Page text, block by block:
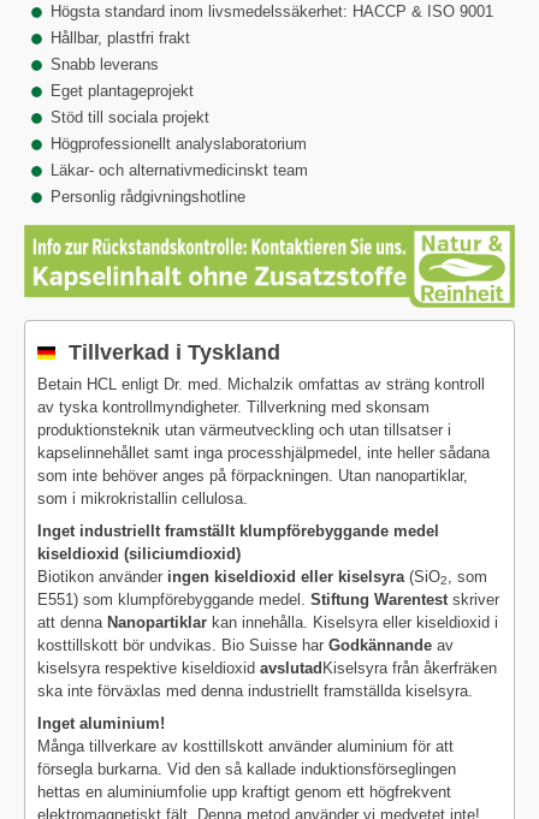
Högsta standard inom livsmedelssäkerhet: HACCP & ISO 9001
Hållbar, plastfri frakt
Snabb leverans
Eget plantageprojekt
Stöd till sociala projekt
Högprofessionellt analyslaboratorium
Läkar- och alternativmedicinskt team
Personlig rådgivningshotline
Tillverkad i Tyskland
Betain HCL enligt Dr. med. Michalzik omfattas av sträng kontroll
av tyska kontrollmyndigheter. Tillverkning med skonsam
produktionsteknik utan värmeutveckling och utan tillsatser i
kapselinnehållet samt inga processhjälpmedel, inte heller sådana
som inte behöver anges på förpackningen. Utan nanopartiklar,
som i mikrokristallin cellulosa.
Inget industriellt framställt klumpförebyggande medel
kiseldioxid (siliciumdioxid)
Biotikon använder ingen kiseldioxid eller kiselsyra (SiO2
, som
E551) som klumpförebyggande medel. Stiftung Warentest skriver
att denna Nanopartiklar kan innehålla. Kiselsyra eller kiseldioxid i
kosttillskott bör undvikas. Bio Suisse har Godkännande av
kiselsyra respektive kiseldioxid avslutad Kiselsyra från åkerfräken
ska inte förväxlas med denna industriellt framställda kiselsyra.
Inget aluminium!
Många tillverkare av kosttillskott använder aluminium för att
försegla burkarna. Vid den så kallade induktionsförseglingen
hettas en aluminiumfolie upp kraftigt genom ett högfrekvent
elektromagnetiskt fält. Denna metod använder vi medvetet inte!